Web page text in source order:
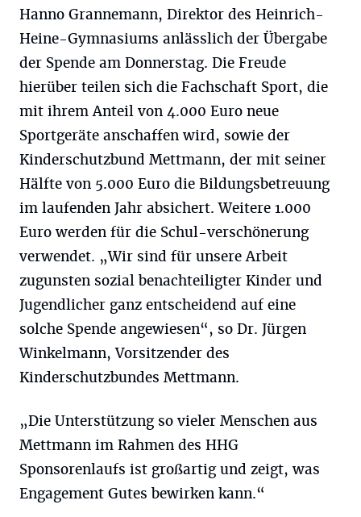
Hanno Grannemann, Direktor des Heinrich-
Heine-Gymnasiums anlässlich der Übergabe
der Spende am Donnerstag. Die Freude
hierüber teilen sich die Fachschaft Sport, die
mit ihrem Anteil von 4.000 Euro neue
Sportgeräte anschaffen wird, sowie der
Kinderschutzbund Mettmann, der mit seiner
Hälfte von 5.000 Euro die Bildungsbetreuung
im laufenden Jahr absichert. Weitere 1.000
Euro werden für die Schul-verschönerung
verwendet. „Wir sind für unsere Arbeit
zugunsten sozial benachteiligter Kinder und
Jugendlicher ganz entscheidend auf eine
solche Spende angewiesen“, so Dr. Jürgen
Winkelmann, Vorsitzender des
Kinderschutzbundes Mettmann.
„Die Unterstützung so vieler Menschen aus
Mettmann im Rahmen des HHG
Sponsorenlaufs ist großartig und zeigt, was
Engagement Gutes bewirken kann.“